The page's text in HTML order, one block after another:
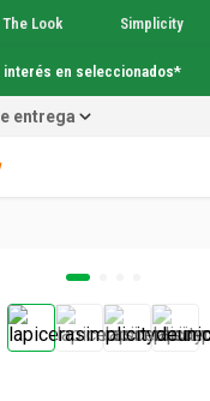
The Look Simplicity
interés en seleccionados*
entrega